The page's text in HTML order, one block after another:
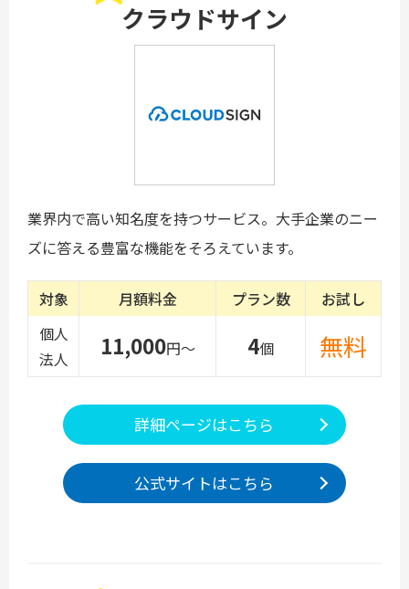
クラウドサイン
業界内で高い知名度を持つサービス。大手企業のニー
ズに答える豊富な機能をそろえています。
対象 月額料金 プラン数
お試し
個人
法人
11,000円～ 4個 無料
詳細ページはこちら
公式サイトはこちら